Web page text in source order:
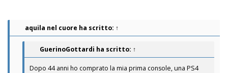
aquila nel cuore ha scritto: ↑
GuerinoGottardi ha scritto: ↑
Dopo 44 anni ho comprato la mia prima console, una PS4